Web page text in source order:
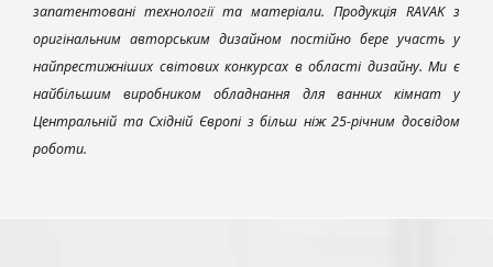
запатентовані технології та матеріали. Продукція RAVAK з
оригінальним авторським дизайном постійно бере участь у
найпрестижніших світових конкурсах в області дизайну. Ми є
найбільшим виробником обладнання для ванних кімнат у
Центральній та Східній Європі з більш ніж 25-річним досвідом
роботи.